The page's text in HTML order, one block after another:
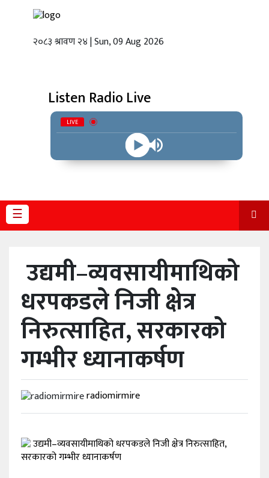
२०८३ श्रावण २४ | Sun, 09 Aug 2026
Listen Radio Live
LIVE
☰
विचार
English
विविध
प्रदेश
उद्यमी–व्यवसायीमाथिको
धरपकडले निजी क्षेत्र
निरुत्साहित, सरकारको
गम्भीर ध्यानाकर्षण
radiomirmire